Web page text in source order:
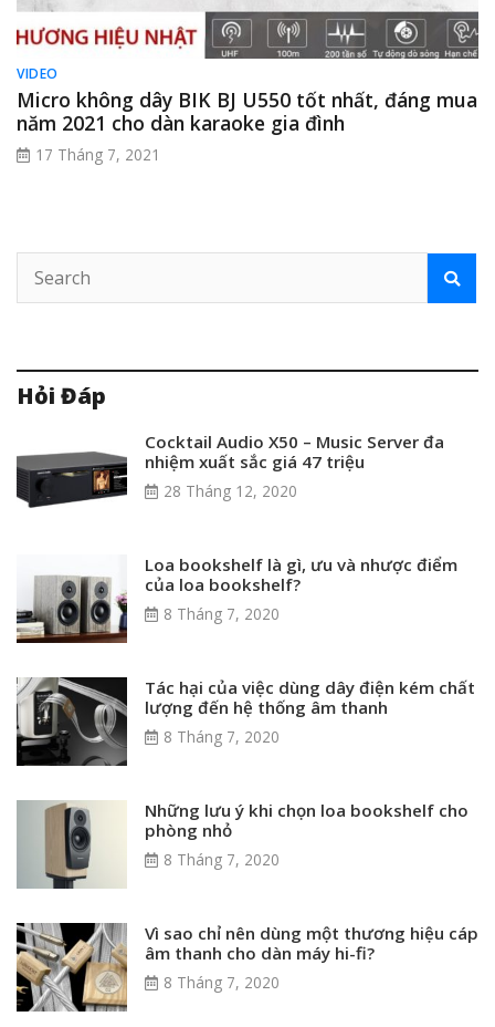
VIDEO
Micro không dây BIK BJ U550 tốt nhất, đáng mua
năm 2021 cho dàn karaoke gia đình
17 Tháng 7, 2021
Hỏi Đáp
Cocktail Audio X50 – Music Server đa
nhiệm xuất sắc giá 47 triệu
28 Tháng 12, 2020
Loa bookshelf là gì, ưu và nhược điểm
của loa bookshelf?
8 Tháng 7, 2020
Tác hại của việc dùng dây điện kém chất
lượng đến hệ thống âm thanh
8 Tháng 7, 2020
Những lưu ý khi chọn loa bookshelf cho
phòng nhỏ
8 Tháng 7, 2020
Vì sao chỉ nên dùng một thương hiệu cáp
âm thanh cho dàn máy hi-fi?
8 Tháng 7, 2020